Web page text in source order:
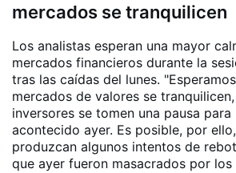
mercados se tranquilicen
Los analistas esperan una mayor
mercados financieros durante la
tras las caídas del lunes.
mercados de valores se
inversores se tomen una pausa
acontecido ayer. Es posible, por
produzcan algunos intentos de
que ayer fueron masacrados por los